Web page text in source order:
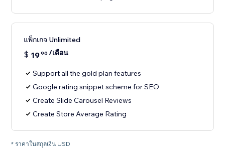
แพ็กเกจ Unlimited
$ 1990 /เดือน
Support all the gold plan features
Google rating snippet scheme for SEO
Create Slide Carousel Reviews
Create Store Average Rating
* ราคาในสกุลเงิน USD